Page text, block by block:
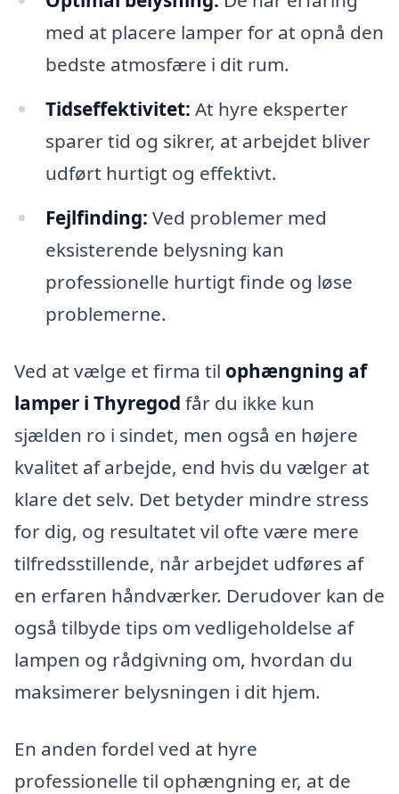
med at placere lamper for at opnå den
bedste atmosfære i dit rum.
Tidseffektivitet: At hyre eksperter
sparer tid og sikrer, at arbejdet bliver
udført hurtigt og effektivt.
Fejlfinding: Ved problemer med
eksisterende belysning kan
professionelle hurtigt finde og løse
problemerne.
Ved at vælge et firma til ophængning af
lamper i Thyregod får du ikke kun
sjælden ro i sindet, men også en højere
kvalitet af arbejde, end hvis du vælger at
klare det selv. Det betyder mindre stress
for dig, og resultatet vil ofte være mere
tilfredsstillende, når arbejdet udføres af
en erfaren håndværker. Derudover kan de
også tilbyde tips om vedligeholdelse af
lampen og rådgivning om, hvordan du
maksimerer belysningen i dit hjem.
En anden fordel ved at hyre
professionelle til ophængning er, at de